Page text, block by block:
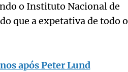
o Instituto Nacional de
que a expetativa de todo o
após Peter Lund